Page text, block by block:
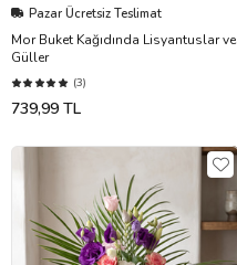
Pazar Ücretsiz Teslimat
Mor Buket Kağıdında Lisyantuslar ve
Güller
(3)
739,99 TL